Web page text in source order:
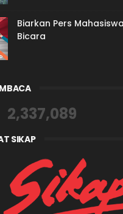
Biarkan Pers
Bicara
2,337,089
SIKAP